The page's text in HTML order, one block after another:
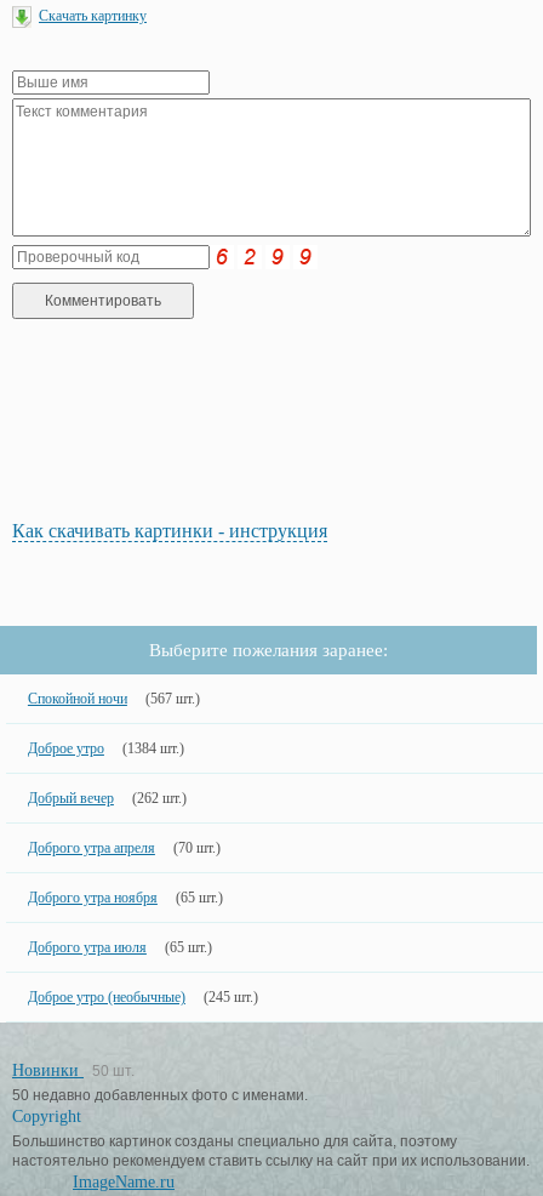
Скачать картинку
Как скачивать картинки - инструкция
Выберите пожелания заранее:
Спокойной ночи (567 шт.)
Доброе утро (1384 шт.)
Добрый вечер (262 шт.)
Доброго утра апреля (70 шт.)
Доброго утра ноября (65 шт.)
Доброго утра июля (65 шт.)
Доброе утро (необычные) (245 шт.)
Новинки
50 шт.
50 недавно добавленных фото с именами.
Copyright
Большинство картинок созданы специально для сайта, поэтому
настоятельно рекомендуем ставить ссылку на сайт при их использовании.
ImageName.ru